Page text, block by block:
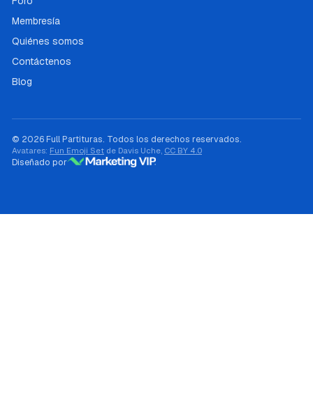
Membresía
Quiénes somos
Contáctenos
Blog
© 2026 Full Partituras. Todos los derechos reservados.
Avatares: Fun Emoji Set de Davis Uche, CC BY 4.0
Diseñado por